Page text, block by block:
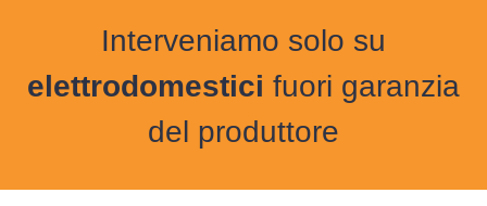
Interveniamo solo su
elettrodomestici fuori garanzia
del produttore